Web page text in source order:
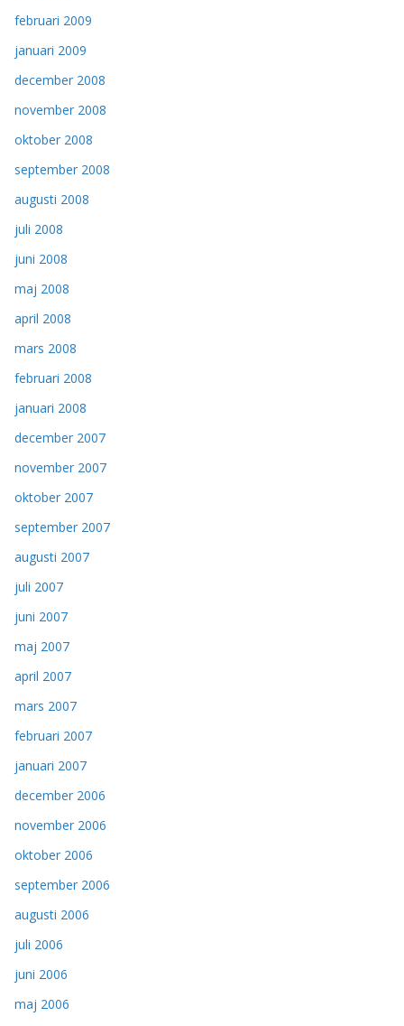
februari 2009
januari 2009
december 2008
november 2008
oktober 2008
september 2008
augusti 2008
juli 2008
juni 2008
maj 2008
april 2008
mars 2008
februari 2008
januari 2008
december 2007
november 2007
oktober 2007
september 2007
augusti 2007
juli 2007
juni 2007
maj 2007
april 2007
mars 2007
februari 2007
januari 2007
december 2006
november 2006
oktober 2006
september 2006
augusti 2006
juli 2006
juni 2006
maj 2006